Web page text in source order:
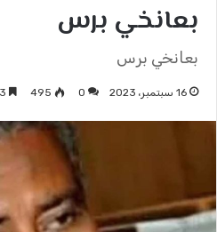
بعانخي برس
بعانخي برس
16 سبتمبر، 2023 0
495